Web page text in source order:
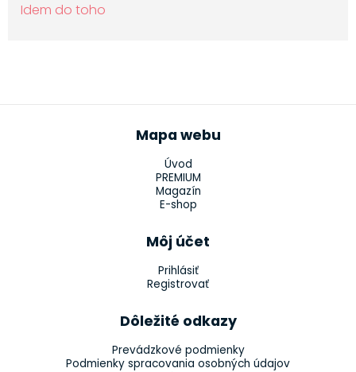
Idem do toho
Mapa webu
Úvod
PREMIUM
Magazín
E-shop
Môj účet
Prihlásiť
Registrovať
Dôležité odkazy
Prevádzkové podmienky
Podmienky spracovania osobných údajov